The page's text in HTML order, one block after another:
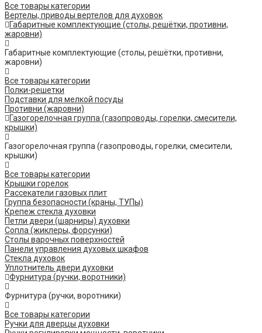
Все товары категории
Вертелы, приводы вертелов для духовок
Габаритные комплектующие (столы, решётки, противни,
жаровни)
Габаритные комплектующие (столы, решётки, противни,
жаровни)
Все товары категории
Полки-решетки
Подставки для мелкой посуды
Противни (жаровни)
Газогорелочная группа (газопроводы, горелки, смесители,
крышки)
Газогорелочная группа (газопроводы, горелки, смесители,
крышки)
Все товары категории
Крышки горелок
Рассекатели газовых плит
Группа безопасности (краны, ТУПы)
Крепеж стекла духовки
Петли двери (шарниры) духовки
Сопла (жиклеры, форсунки)
Столы варочных поверхностей
Панели управления духовых шкафов
Стекла духовок
Уплотнитель двери духовки
Фурнитура (ручки, воротники)
Фурнитура (ручки, воротники)
Все товары категории
Ручки для дверцы духовки